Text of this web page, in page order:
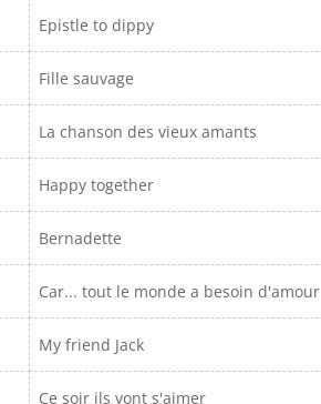
Epistle to dippy
Fille sauvage
La chanson des vieux amants
Happy together
Bernadette
Car... tout le monde a besoin d'amour
My friend Jack
Ce soir ils vont s'aimer